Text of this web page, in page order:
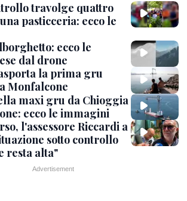
travolge quattro
pasticceria: ecco le
ecco le
dal drone
la prima gru
Monfalcone
maxi gru da Chioggia
ecco le immagini
l'assessore Riccardi a
sotto controllo
resta alta"